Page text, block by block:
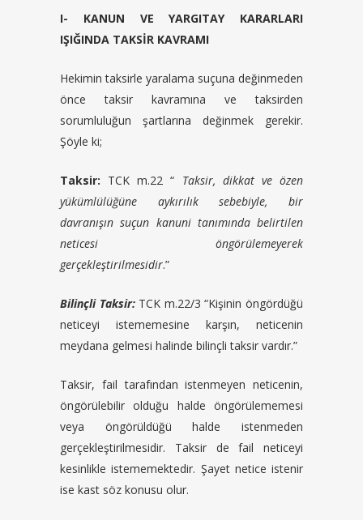
I- KANUN VE YARGITAY KARARLARI
IŞIĞINDA TAKSİR KAVRAMI
Hekimin taksirle yaralama suçuna değinmeden
önce taksir kavramına ve taksirden
sorumluluğun şartlarına değinmek gerekir.
Şöyle ki;
Taksir: TCK m.22 “ Taksir, dikkat ve özen
yükümlülüğüne aykırılık sebebiyle, bir
davranışın suçun kanuni tanımında belirtilen
neticesi öngörülemeyerek
gerçekleştirilmesidir.”
Bilinçli Taksir: TCK m.22/3 “Kişinin öngördüğü
neticeyi istememesine karşın, neticenin
meydana gelmesi halinde bilinçli taksir vardır.”
Taksir, fail tarafından istenmeyen neticenin,
öngörülebilir olduğu halde öngörülememesi
veya öngörüldüğü halde istenmeden
gerçekleştirilmesidir. Taksir de fail neticeyi
kesinlikle istememektedir. Şayet netice istenir
ise kast söz konusu olur.